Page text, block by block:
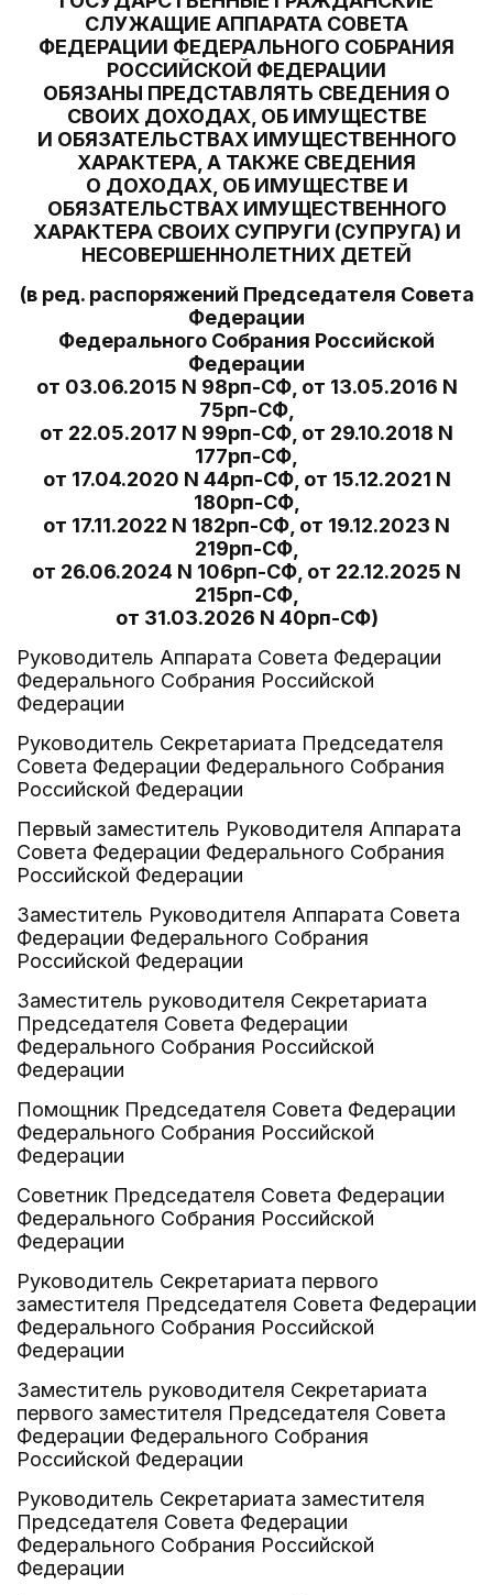
СЛУЖАЩИЕ АППАРАТА СОВЕТА
ФЕДЕРАЦИИ ФЕДЕРАЛЬНОГО СОБРАНИЯ
РОССИЙСКОЙ ФЕДЕРАЦИИ
ОБЯЗАНЫ ПРЕДСТАВЛЯТЬ СВЕДЕНИЯ О
СВОИХ ДОХОДАХ, ОБ ИМУЩЕСТВЕ
И ОБЯЗАТЕЛЬСТВАХ ИМУЩЕСТВЕННОГО
ХАРАКТЕРА, А ТАКЖЕ СВЕДЕНИЯ
О ДОХОДАХ, ОБ ИМУЩЕСТВЕ И
ОБЯЗАТЕЛЬСТВАХ ИМУЩЕСТВЕННОГО
ХАРАКТЕРА СВОИХ СУПРУГИ (СУПРУГА) И
НЕСОВЕРШЕННОЛЕТНИХ ДЕТЕЙ
(в ред. распоряжений Председателя Совета
Федерации
Федерального Собрания Российской
Федерации
от 03.06.2015 N 98рп-СФ, от 13.05.2016 N
75рп-СФ,
от 22.05.2017 N 99рп-СФ, от 29.10.2018 N
177рп-СФ,
от 17.04.2020 N 44рп-СФ, от 15.12.2021 N
180рп-СФ,
от 17.11.2022 N 182рп-СФ, от 19.12.2023 N
219рп-СФ,
от 26.06.2024 N 106рп-СФ, от 22.12.2025 N
215рп-СФ,
от 31.03.2026 N 40рп-СФ)
Руководитель Аппарата Совета Федерации
Федерального Собрания Российской
Федерации
Руководитель Секретариата Председателя
Совета Федерации Федерального Собрания
Российской Федерации
Первый заместитель Руководителя Аппарата
Совета Федерации Федерального Собрания
Российской Федерации
Заместитель Руководителя Аппарата Совета
Федерации Федерального Собрания
Российской Федерации
Заместитель руководителя Секретариата
Председателя Совета Федерации
Федерального Собрания Российской
Федерации
Помощник Председателя Совета Федерации
Федерального Собрания Российской
Федерации
Советник Председателя Совета Федерации
Федерального Собрания Российской
Федерации
Руководитель Секретариата первого
заместителя Председателя Совета Федерации
Федерального Собрания Российской
Федерации
Заместитель руководителя Секретариата
первого заместителя Председателя Совета
Федерации Федерального Собрания
Российской Федерации
Руководитель Секретариата заместителя
Председателя Совета Федерации
Федерального Собрания Российской
Федерации